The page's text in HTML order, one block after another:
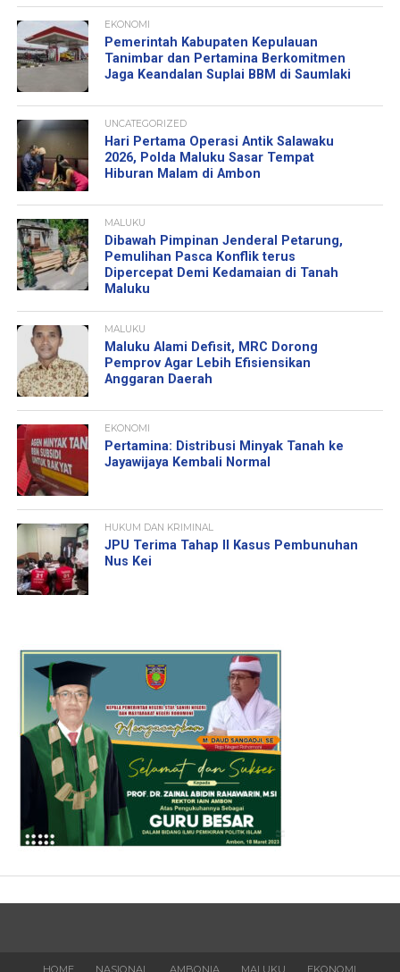
EKONOMI
Pemerintah Kabupaten Kepulauan
Tanimbar dan Pertamina Berkomitmen
Jaga Keandalan Suplai BBM di Saumlaki
UNCATEGORIZED
Hari Pertama Operasi Antik Salawaku
2026, Polda Maluku Sasar Tempat
Hiburan Malam di Ambon
MALUKU
Dibawah Pimpinan Jenderal Petarung,
Pemulihan Pasca Konflik terus
Dipercepat Demi Kedamaian di Tanah
Maluku
MALUKU
Maluku Alami Defisit, MRC Dorong
Pemprov Agar Lebih Efisiensikan
Anggaran Daerah
EKONOMI
Pertamina: Distribusi Minyak Tanah ke
Jayawijaya Kembali Normal
HUKUM DAN KRIMINAL
JPU Terima Tahap II Kasus Pembunuhan
Nus Kei
HOME NASIONAL AMBONIA MALUKU EKONOMI